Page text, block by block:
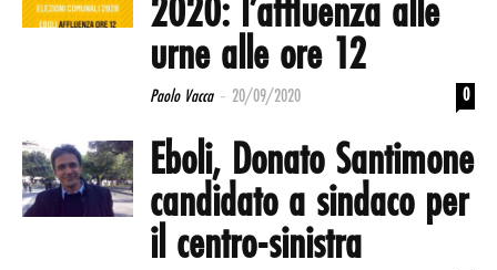
2020: l’affluenza alle
urne alle ore 12
Paolo Vacca - 20/09/2020 0
Eboli, Donato Santimone
candidato a sindaco per
il centro-sinistra